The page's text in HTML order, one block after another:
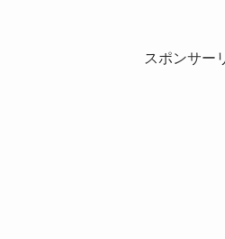
スポンサー